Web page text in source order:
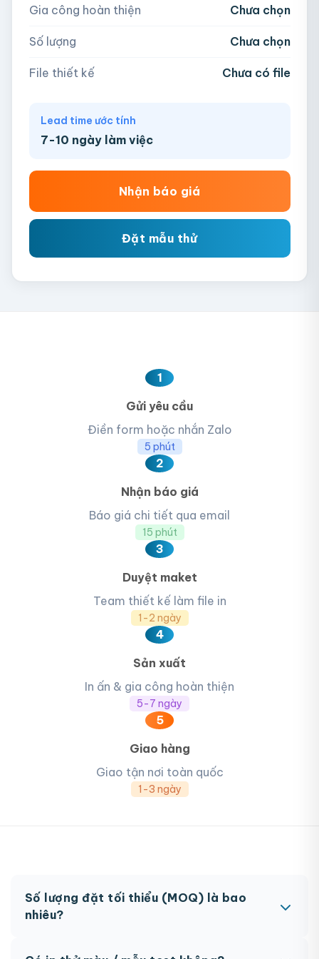
AI, PDF, EPS, PSD, PNG, JPG (tối đa 50MB)
Gia công hoàn thiện Chưa chọn
Số lượng Chưa chọn
File thiết kế Chưa có file
Lead time ước tính
7-10 ngày làm việc
Nhận báo giá
Đặt mẫu thử
1
Gửi yêu cầu
Điền form hoặc nhắn Zalo
5 phút
2
Nhận báo giá
Báo giá chi tiết qua email
15 phút
3
Duyệt maket
Team thiết kế làm file in
1-2 ngày
4
Sản xuất
In ấn & gia công hoàn thiện
5-7 ngày
5
Giao hàng
Giao tận nơi toàn quốc
1-3 ngày
Số lượng đặt tối thiểu (MOQ) là bao
nhiêu?